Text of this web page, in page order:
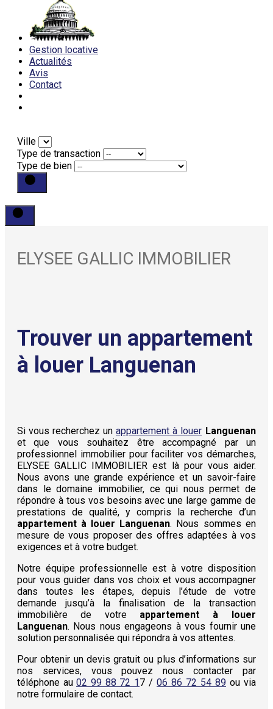
Gestion locative
Actualités
Avis
Contact
Ville
Type de transaction
Type de bien
ELYSEE GALLIC IMMOBILIER
Trouver un appartement
à louer Languenan
Si vous recherchez un appartement à louer Languenan
et que vous souhaitez être accompagné par un
professionnel immobilier pour faciliter vos démarches,
ELYSEE GALLIC IMMOBILIER est là pour vous aider.
Nous avons une grande expérience et un savoir-faire
dans le domaine immobilier, ce qui nous permet de
répondre à tous vos besoins avec une large gamme de
prestations de qualité, y compris la recherche d’un
appartement à louer Languenan. Nous sommes en
mesure de vous proposer des offres adaptées à vos
exigences et à votre budget.
Notre équipe professionnelle est à votre disposition
pour vous guider dans vos choix et vous accompagner
dans toutes les étapes, depuis l’étude de votre
demande jusqu’à la finalisation de la transaction
immobilière de votre appartement à louer
Languenan. Nous nous engageons à vous fournir une
solution personnalisée qui répondra à vos attentes.
Pour obtenir un devis gratuit ou plus d’informations sur
nos services, vous pouvez nous contacter par
téléphone au 02 99 88 72 1 7 / 06 86 72 54 89 ou via
notre formulaire de contact.